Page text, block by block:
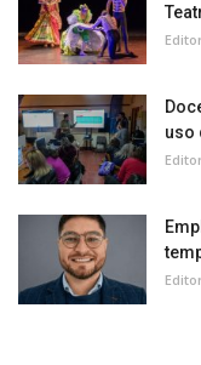
uso